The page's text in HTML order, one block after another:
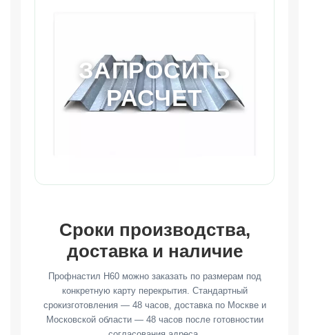
ЗАПРОСИТЬ
РАСЧЕТ
Сроки производства,
доставка и наличие
Профнастил Н60 можно заказать по размерам под
конкретную карту перекрытия. Стандартный
срокизготовления — 48 часов, доставка по Москве и
Московской области — 48 часов после готовностии